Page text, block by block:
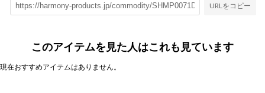
URLをコピー
このアイテムを見た人はこれも見ています
現在おすすめアイテムはありません。